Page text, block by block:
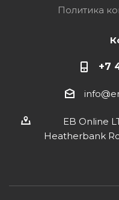
Политика
+7
EB Online
Heatherbank